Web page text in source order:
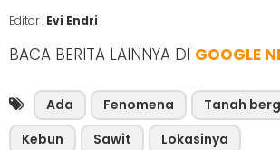
Editor : Evi Endri
BACA BERITA LAINNYA DI GOOGLE
Ada Fenomena
Tanah
Kebun
Sawit Lokasinya